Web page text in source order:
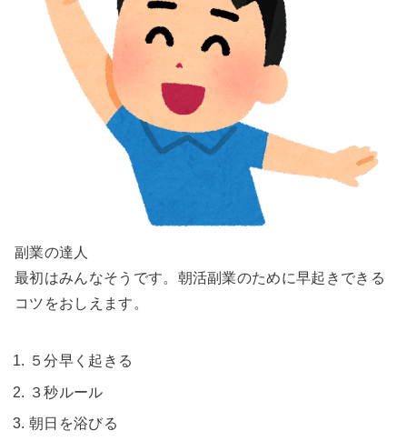
副業の達人
最初はみんなそうです。朝活副業のために早起きできる
コツをおしえます。
５分早く起きる
３秒ルール
朝日を浴びる